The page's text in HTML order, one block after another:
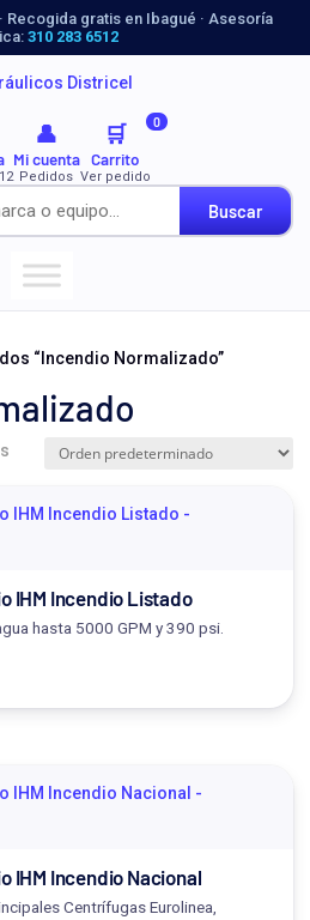
Recogida gratis en Ibagué · Asesoría
310 283 6512
Buscar
👤
Mi cuenta
Pedidos
🛒 0
Carrito
Ver pedido
“Incendio Normalizado”
IHM Incendio Listado
hasta 5000 GPM y 390 psi.
IHM Incendio Nacional
Centrífugas Eurolinea,